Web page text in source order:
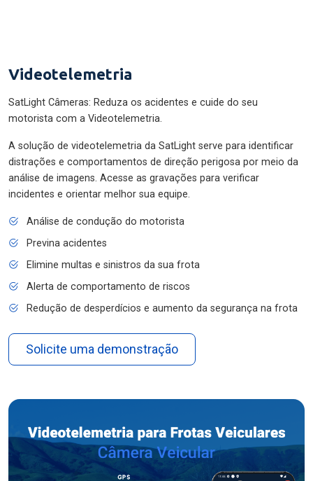
Videotelemetria
SatLight Câmeras: Reduza os acidentes e cuide do seu
motorista com a Videotelemetria.
A solução de videotelemetria da SatLight serve para identificar
distrações e comportamentos de direção perigosa por meio da
análise de imagens. Acesse as gravações para verificar
incidentes e orientar melhor sua equipe.
Análise de condução do motorista
Previna acidentes
Elimine multas e sinistros da sua frota
Alerta de comportamento de riscos
Redução de desperdícios e aumento da segurança na frota
Solicite uma demonstração